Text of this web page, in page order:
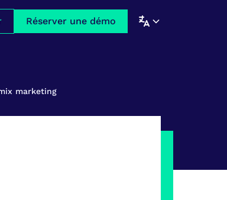
Réserver une démo
marketing